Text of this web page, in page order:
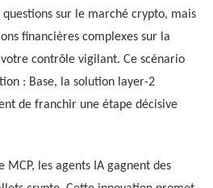
sur le marché crypto, mais
financières complexes sur la
contrôle vigilant. Ce scénario
: Base, la solution layer-2
de franchir une étape décisive
MCP, les agents IA gagnent des